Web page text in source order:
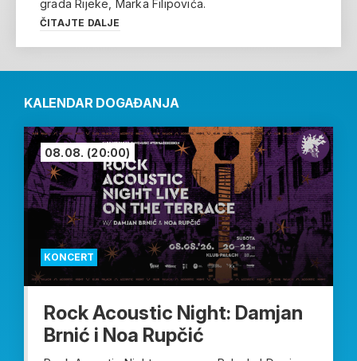
grada Rijeke, Marka Filipovića.
ČITAJTE DALJE
KALENDAR DOGAĐANJA
KONCERT
08.08. (20:00)
Rock Acoustic Night: Damjan
Brnić i Noa Rupčić